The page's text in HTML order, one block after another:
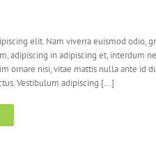
elit. Nam viverra euismod odio,
adipiscing in adipiscing et, interdum
ornare nisi, vitae mattis nulla ante id
Vestibulum adipiscing [...]